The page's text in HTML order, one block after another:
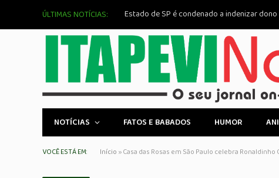
ÚLTIMAS NOTÍCIAS:
NOTÍCIAS FATOS E BABADOS HUMOR
VOCÊ ESTÁ EM: Início »Casa das Rosas em São Paulo celebra